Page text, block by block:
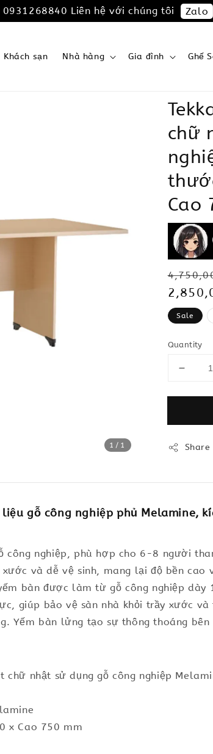
0931268840 Liên hệ với chúng tôi Zalo
Khách sạn Nhà hàng Gia đình Ghế
1 /1
chữ
Cao
price
Sale
price
Sale
Quantity
Share
gỗ công nghiệp phủ Melamine,
công nghiệp, phù hợp cho 6-8 người
và dễ vệ sinh, mang lại độ bền
bàn được làm từ gỗ công nghiệp dày
giúp bảo vệ sàn nhà khỏi trầy xước
Yếm bàn lửng tạo sự thông thoáng
chữ nhật sử dụng gỗ công nghiệp
x Cao 750 mm